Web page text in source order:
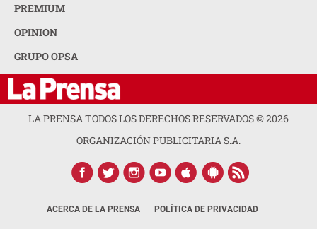
PREMIUM
OPINION
GRUPO OPSA
LA PRENSA TODOS LOS DERECHOS RESERVADOS ©2026
ORGANIZACIÓN PUBLICITARIA S.A.
ACERCA DE LA PRENSA POLÍTICA DE PRIVACIDAD